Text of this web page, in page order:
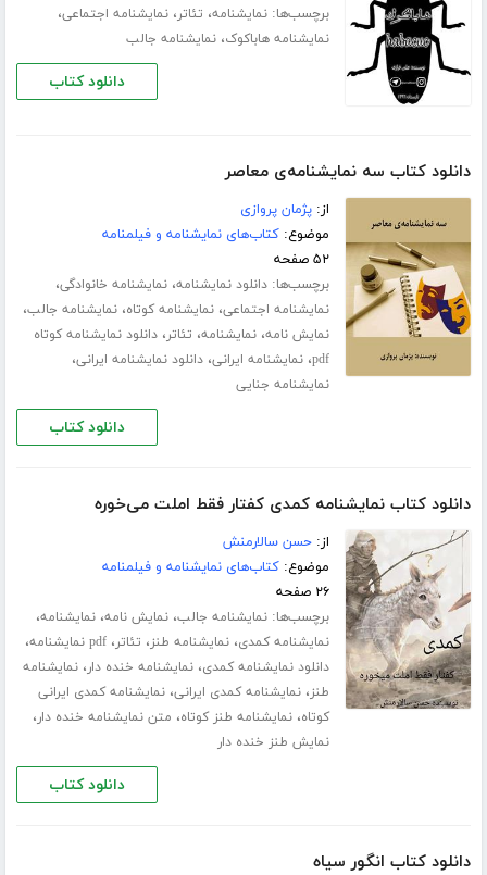
برچسب‌ها:نمایشنامه، تئاتر،نمایشنامه اجتماعی،
نمایشنامه هاباکوک،نمایشنامه جالب
دانلود کتاب
دانلود کتاب سه نمایشنامه‌ی معاصر
از:پژمان پروازی
موضوع:کتاب‌های نمایشنامه و فیلمنامه
۵۲ صفحه
برچسب‌ها:دانلود نمایشنامه،نمایشنامه خانوادگی،
نمایشنامه اجتماعی،نمایشنامه کوتاه،نمایشنامه جالب،
نمایش نامه،نمایشنامه، تئاتر،دانلود نمایشنامه کوتاه
pdf،نمایشنامه ایرانی،دانلود نمایشنامه ایرانی،
نمایشنامه جنایی
دانلود کتاب
دانلود کتاب نمایشنامه کمدی کفتار فقط املت می‌خوره
از:حسن سالارمنش
موضوع:کتاب‌های نمایشنامه و فیلمنامه
۲۶ صفحه
برچسب‌ها:نمایشنامه جالب،نمایش نامه،نمایشنامه،
نمایشنامه کمدی،نمایشنامه طنز، تئاتر،pdf نمایشنامه ،
دانلود نمایشنامه کمدی،نمایشنامه خنده دار،نمایشنامه
طنز،نمایشنامه کمدی ایرانی،نمایشنامه کمدی ایرانی
کوتاه،نمایشنامه طنز کوتاه، متن نمایشنامه خنده دار،
نمایش طنز خنده دار
دانلود کتاب
دانلود کتاب انگور سیاه